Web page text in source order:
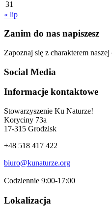
31
« lip
Zanim do nas napiszesz
Zapoznaj się z charakterem
Social Media
Informacje kontaktowe
Stowarzyszenie Ku Naturze!
Koryciny 73a
17-315 Grodzisk
+48 518 417 422
biuro@kunaturze.org
Codziennie 9:00-17:00
Lokalizacja